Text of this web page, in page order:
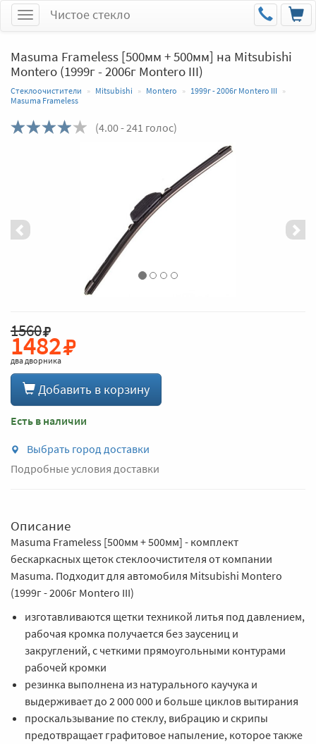
МенюЧистое стекло
Masuma Frameless [500мм + 500мм] на Mitsubishi
Montero (1999г - 2006г Montero III)
Стеклоочистители Mitsubishi Montero
1999г - 2006г Montero III
Masuma Frameless
(4.00- 241 голос)
1560
1482
два дворника
Добавить в корзину
Есть в наличии
Выбрать город доставки
Подробные условия доставки
Описание
Masuma Frameless [500мм + 500мм] - комплект
бескаркасных щеток стеклоочистителя от компании
Masuma. Подходит для автомобиля Mitsubishi Montero
(1999г - 2006г Montero III)
изготавливаются щетки техникой литья под давлением,
рабочая кромка получается без заусениц и
закруглений, с четкими прямоугольными контурами
рабочей кромки
резинка выполнена из натурального каучука и
выдерживает до 2 000 000 и больше циклов вытирания
проскальзывание по стеклу, вибрацию и скрипы
предотвращает графитовое напыление, которое также